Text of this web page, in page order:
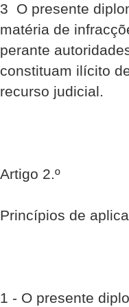
3  O presente
matéria de
perante
constituam ilícito
recurso judicial.
Artigo 2.º
Princípios de
1 - O presente